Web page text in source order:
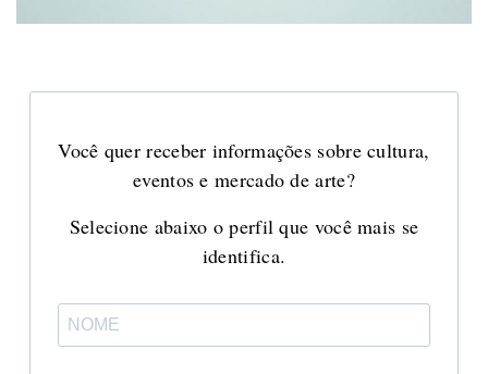
Você quer receber informações sobre cultura,
eventos e mercado de arte?
Selecione abaixo o perfil que você mais se
identifica.